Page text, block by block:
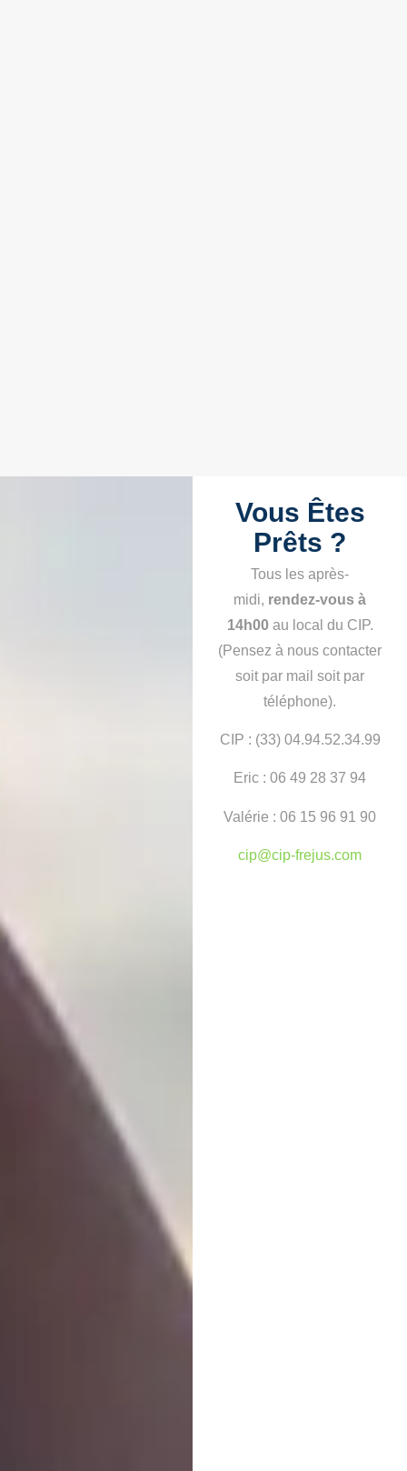
Vous Êtes
Prêts ?
Tous les après-
midi, rendez-vous à
14h00au local du CIP.
(Pensez à nous contacter
soit par mail soit par
téléphone).
CIP : (33) 04.94.52.34.99
Eric : 06 49 28 37 94
Valérie : 06 15 96 91 90
cip@cip-frejus.com